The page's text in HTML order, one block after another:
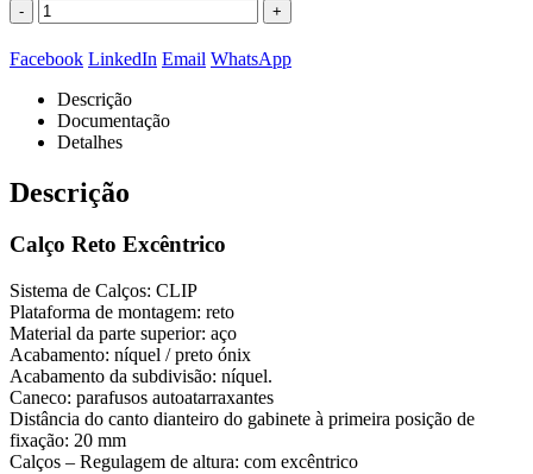
- +
Facebook LinkedIn Email WhatsApp
Descrição
Documentação
Detalhes
Descrição
Calço Reto Excêntrico
Sistema de Calços: CLIP
Plataforma de montagem: reto
Material da parte superior: aço
Acabamento: níquel / preto ónix
Acabamento da subdivisão: níquel.
Caneco: parafusos autoatarraxantes
Distância do canto dianteiro do gabinete à primeira posição de
fixação: 20 mm
Calços – Regulagem de altura: com excêntrico